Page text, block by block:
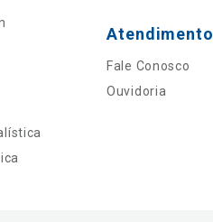
Atendimento
Fale Conosco
Ouvidoria